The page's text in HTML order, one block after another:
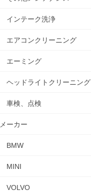
インテーク洗浄
エアコンクリーニング
エーミング
ヘッドライトクリーニング
車検、点検
メーカー
BMW
MINI
VOLVO